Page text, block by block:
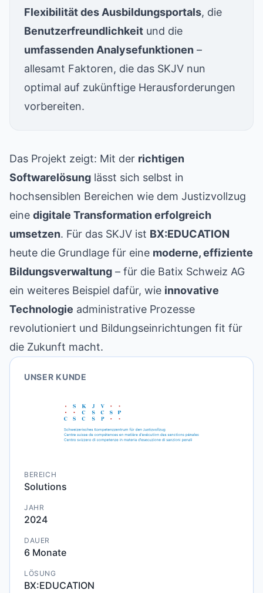
Flexibilität des Ausbildungsportals, die
Benutzerfreundlichkeit und die
umfassenden Analysefunktionen –
allesamt Faktoren, die das SKJV nun
optimal auf zukünftige Herausforderungen
vorbereiten.
Das Projekt zeigt: Mit der richtigen
Softwarelösung lässt sich selbst in
hochsensiblen Bereichen wie dem Justizvollzug
eine digitale Transformation erfolgreich
umsetzen. Für das SKJV ist BX:EDUCATION
heute die Grundlage für eine moderne, effiziente
Bildungsverwaltung – für die Batix Schweiz AG
ein weiteres Beispiel dafür, wie innovative
Technologie administrative Prozesse
revolutioniert und Bildungseinrichtungen fit für
die Zukunft macht.
UNSER KUNDE
BEREICH
Solutions
JAHR
2024
DAUER
6 Monate
LÖSUNG
BX:EDUCATION